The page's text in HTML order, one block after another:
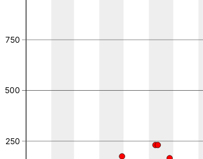
34TDQ56
1
1
250
500
750